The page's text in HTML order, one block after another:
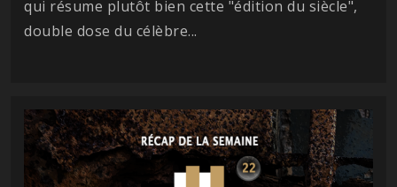
qui résume plutôt bien cette "édition du siècle",
double dose du célèbre...